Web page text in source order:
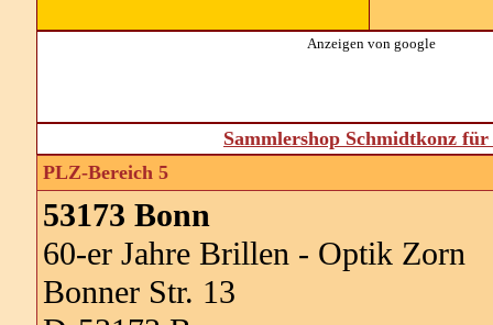
Anzeigen von google
Sammlershop Schmidtkonz
PLZ-Bereich 5
53173 Bonn
60-er Jahre Brillen - Optik Zorn
Bonner Str. 13